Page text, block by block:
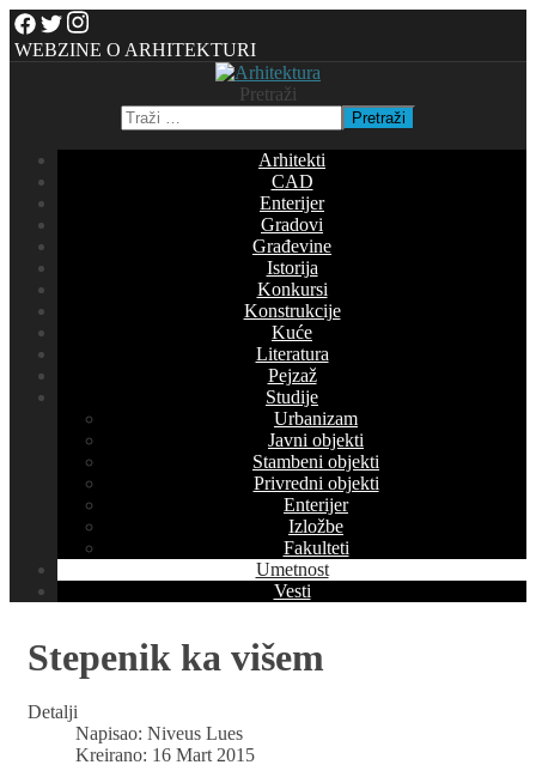
WEBZINE O ARHITEKTURI
Pretraži
Pretraži
Arhitekti
CAD
Enterijer
Gradovi
Građevine
Istorija
Konkursi
Konstrukcije
Kuće
Literatura
Pejzaž
Studije
Urbanizam
Javni objekti
Stambeni objekti
Privredni objekti
Enterijer
Izložbe
Fakulteti
Umetnost
Vesti
Stepenik ka višem
Detalji
Napisao: Niveus Lues
Kreirano: 16 Mart 2015